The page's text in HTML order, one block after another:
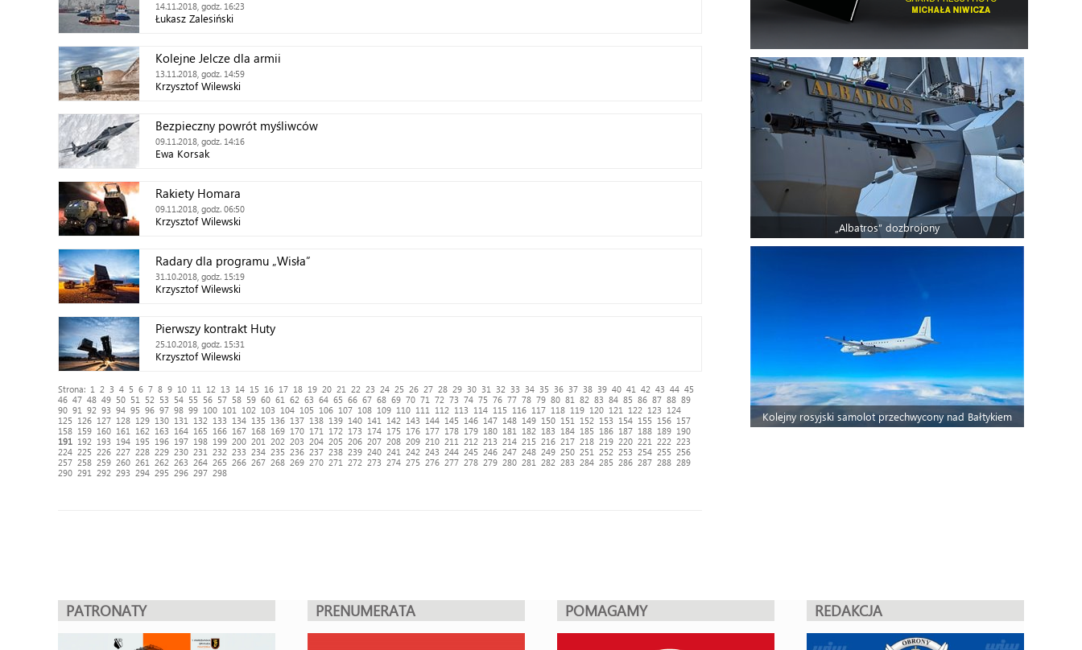
14.11.2018, godz. 16:23
Łukasz Zalesiński
Kolejne Jelcze dla armii
13.11.2018, godz. 14:59
Krzysztof Wilewski
Bezpieczny powrót myśliwców
09.11.2018, godz. 14:16
Ewa Korsak
Rakiety Homara
09.11.2018, godz. 06:50
Krzysztof Wilewski
Radary dla programu „Wisła”
31.10.2018, godz. 15:19
Krzysztof Wilewski
Pierwszy kontrakt Huty
25.10.2018, godz. 15:31
Krzysztof Wilewski
Strona: 1 2 3 4 5 6 7 8 9 10 11 12 13 14 15 16 17 18 19 20 21 22 23 24 25 26 27 28 29 30 31 32 33 34 35 36 37 38 39 40 41 42 43 44 45
46 47 48 49 50 51 52 53 54 55 56 57 58 59 60 61 62 63 64 65 66 67 68 69 70 71 72 73 74 75 76 77 78 79 80 81 82 83 84 85 86 87 88 89
90 91 92 93 94 95 96 97 98 99 100 101 102 103 104 105 106 107 108 109 110 111 112 113 114 115 116 117 118 119 120 121 122 123
124
125
126 127 128 129 130 131 132 133 134 135 136 137 138 139 140 141 142 143 144 145 146 147 148 149 150 151 152 153 154 155 156 157
158 159 160 161 162 163 164 165 166 167 168 169 170 171 172 173 174 175 176 177 178 179 180 181 182 183 184 185 186 187 188 189 190
191 192 193 194 195 196 197 198 199 200 201 202 203 204 205 206 207 208 209 210 211 212 213 214 215 216 217 218 219 220 221 222
223
224 225 226 227 228 229 230 231 232 233 234 235 236 237 238 239 240 241 242 243 244 245 246 247 248 249 250 251 252 253 254 255
256
257 258 259 260 261 262 263 264 265 266 267 268 269 270 271 272 273 274 275 276 277 278 279 280 281 282 283 284 285 286 287 288 289
290 291 292 293 294 295 296 297 298
„Albatros” dozbrojony
Kolejny rosyjski samolot przechwycony nad Bałtykiem
PATRONATY PRENUMERATA POMAGAMY REDAKCJA